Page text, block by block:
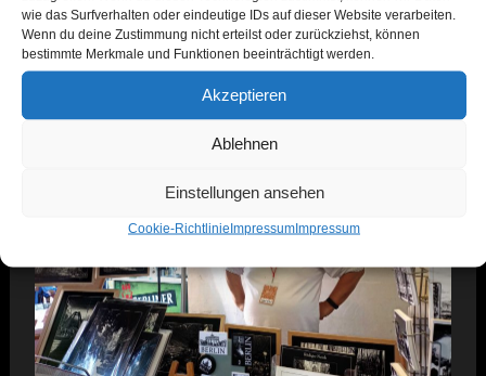
wie das Surfverhalten oder eindeutige IDs auf dieser Website verarbeiten.
Wenn du deine Zustimmung nicht erteilst oder zurückziehst, können
bestimmte Merkmale und Funktionen beeinträchtigt werden.
Akzeptieren
Ablehnen
Einstellungen ansehen
Cookie-RichtlinieImpressumImpressum
ceases to fascinate me. I particularly enjoy working with
scratchboard
. This technique allows me to work with fine
lines and strong contrasts – very reduced, very precise. This
creates a depth that is difficult to put into words – and perhaps
that is precisely why it is so effective.